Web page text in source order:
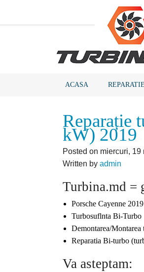
ACASA
Reparație
kW) 2019
Posted on miercuri, 19
Written by admin
Turbina.md =
Porsche Cayenne 2019
Turbosuflnta Bi-Turbo
Demontarea/Montarea
Reparatia Bi-turbo
Va asteptam: